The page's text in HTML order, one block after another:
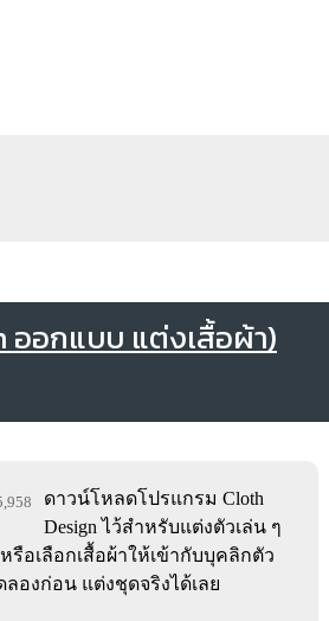
ออกแบบ แต่งเสื้อผ้า)
ดาวน์โหลดโปรแกรม Cloth
Design ไว้สำหรับแต่งตัวเล่น ๆ
อเลือกเสื้อผ้าให้เข้ากับบุคลิกตัว
ลองก่อน แต่งชุดจริงได้เลย